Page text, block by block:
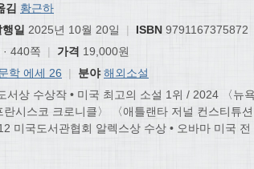
김 황근하
행일 2025년 10월 20일 | ISBN 9791167375872
440쪽 | 가격 19,000원
학 에세 26 | 분야 해외소설
서상 수상작 • 미국 최고의 소설 1위 / 2024 〈뉴
시스코 크로니클〉 〈애틀랜타 저널 컨스티튜션
미국도서관협회 알렉스상 수상 • 오바마 미국 전